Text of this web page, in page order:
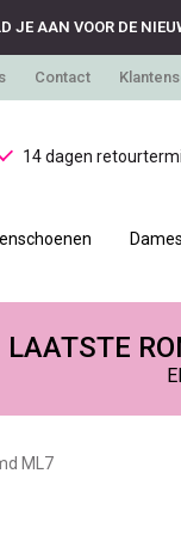
JE AAN VOOR DE
Contact
14 dagen
LAATSTE
ML7